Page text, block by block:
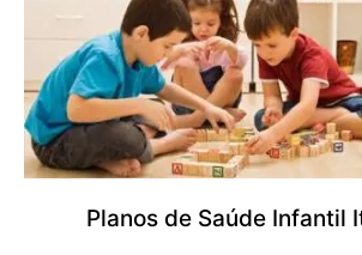
Planos de Saúde Infantil